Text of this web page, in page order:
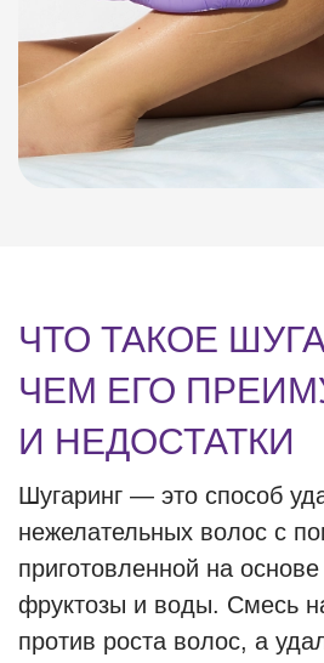
ЧТО ТАКОЕ
ЧЕМ ЕГО
И НЕДОСТАТКИ
Шугаринг — это способ
нежелательных волос с
приготовленной на
фруктозы и воды. Смесь
против роста волос, а